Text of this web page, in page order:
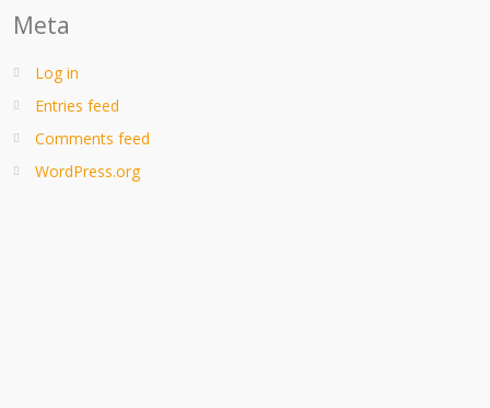
Meta
Log in
Entries feed
Comments feed
WordPress.org